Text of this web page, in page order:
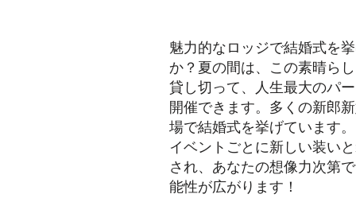
魅力的なロッジで結婚式を
か？夏の間は、この素晴ら
貸し切って、人生最大のパ
開催できます。多くの新郎
場で結婚式を挙げています
イベントごとに新しい装い
され、あなたの想像力次第
能性が広がります！